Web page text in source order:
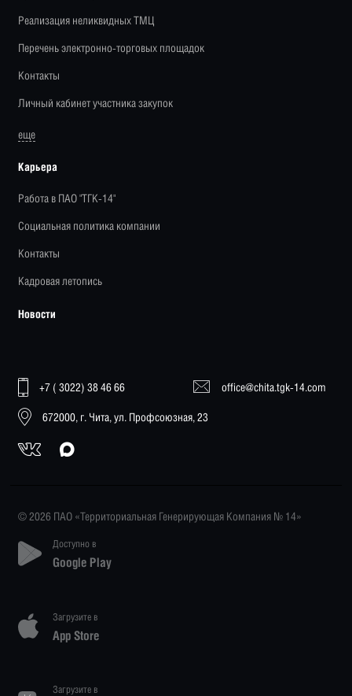
Реализация неликвидных ТМЦ
Перечень электронно-торговых площадок
Контакты
Личный кабинет участника закупок
еще
Карьера
Работа в ПАО "ТГК-14"
Социальная политика компании
Контакты
Кадровая летопись
Новости
+7 ( 3022) 38 46 66 office@chita.tgk-14.com
672000, г. Чита, ул. Профсоюзная, 23
© 2026 ПАО «Территориальная Генерирующая Компания № 14»
Доступно в
Google Play
Загрузите в
App Store
Загрузите в